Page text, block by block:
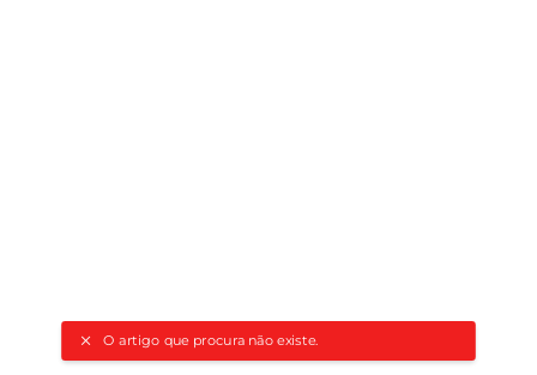
O artigo que procura não existe.